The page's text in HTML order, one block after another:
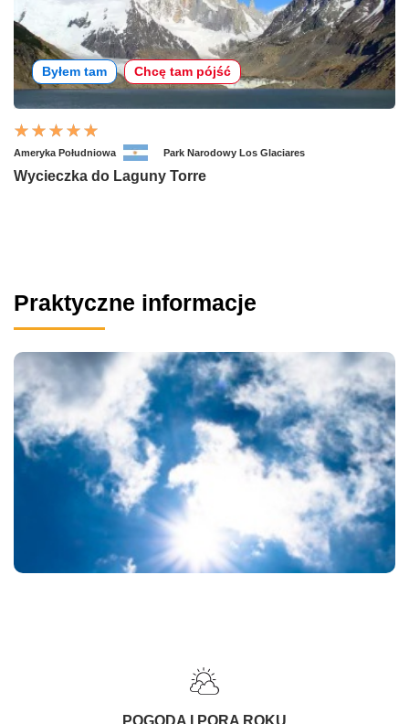
Byłem tam Chcę tam pójść
Ameryka Południowa Park Narodowy Los Glaciares
Wycieczka do Laguny Torre
Praktyczne informacje